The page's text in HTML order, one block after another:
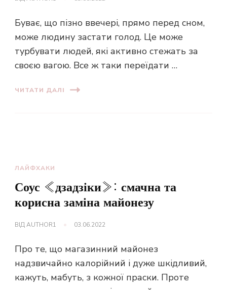
Буває, що пізно ввечері, прямо перед сном,
може людину застати голод. Це може
турбувати людей, які активно стежать за
своєю вагою. Все ж таки переїдати …
ЧИТАТИ ДАЛІ
ЛАЙФХАКИ
Соус «дзадзіки»: смачна та
корисна заміна майонезу
ВІДAUTHOR1 03.06.2022
Про те, що магазинний майонез
надзвичайно калорійний і дуже шкідливий,
кажуть, мабуть, з кожної праски. Проте